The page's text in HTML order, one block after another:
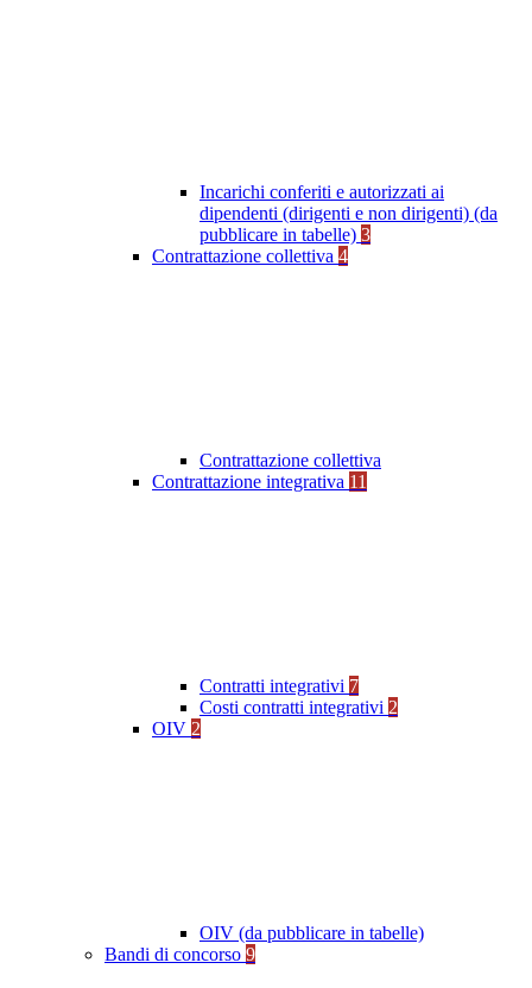
Incarichi conferiti e autorizzati ai
dipendenti (dirigenti e non dirigenti) (da
pubblicare in tabelle) 3
Contrattazione collettiva 4
Contrattazione collettiva
Contrattazione integrativa 11
Contratti integrativi 7
Costi contratti integrativi 2
OIV 2
OIV (da pubblicare in tabelle)
Bandi di concorso 9